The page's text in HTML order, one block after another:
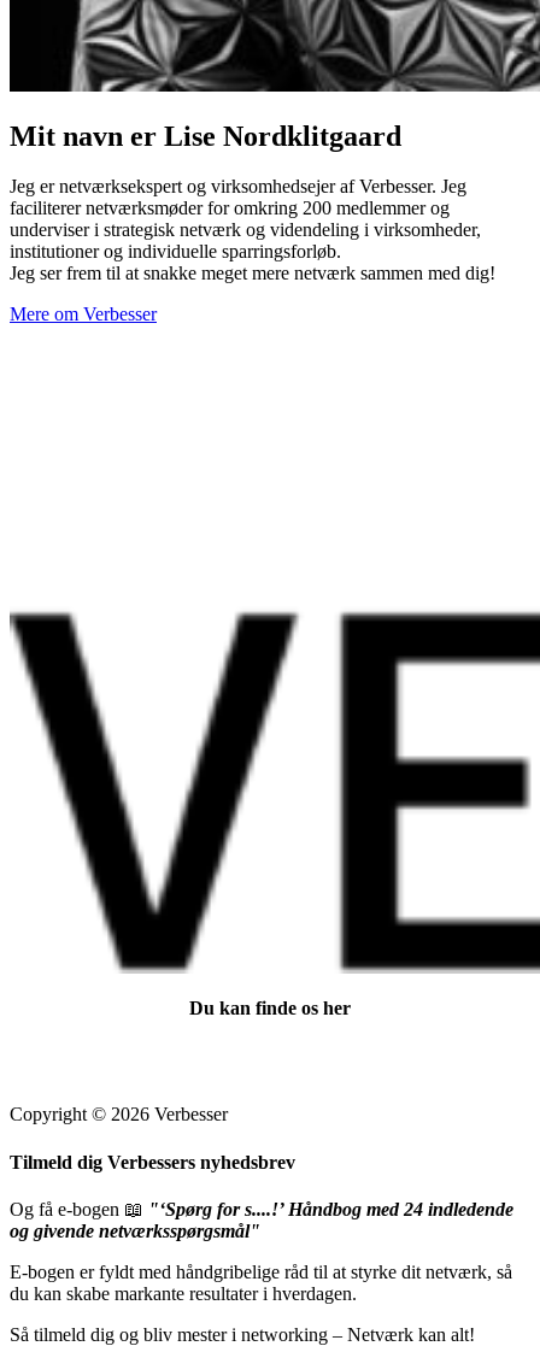
Mit navn er Lise Nordklitgaard
Jeg er netværksekspert og virksomhedsejer af Verbesser. Jeg
faciliterer netværksmøder for omkring 200 medlemmer og
underviser i strategisk netværk og videndeling i virksomheder,
institutioner og individuelle sparringsforløb.
Jeg ser frem til at snakke meget mere netværk sammen med dig!
Mere om Verbesser
Du kan finde os her
Copyright © 2026 Verbesser
Tilmeld dig Verbessers nyhedsbrev
Og få e-bogen 📖 "‘Spørg for s....!’ Håndbog med 24 indledende
og givende netværksspørgsmål"
E-bogen er fyldt med håndgribelige råd til at styrke dit netværk, så
du kan skabe markante resultater i hverdagen.
Så tilmeld dig og bliv mester i networking – Netværk kan alt!